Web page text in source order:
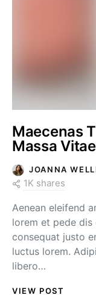
Maecenas
Massa Vitae
JOANNA
1K shares
Aenean eleifend
lorem et pede
consequat justo
luctus lorem.
libero…
VIEW POST